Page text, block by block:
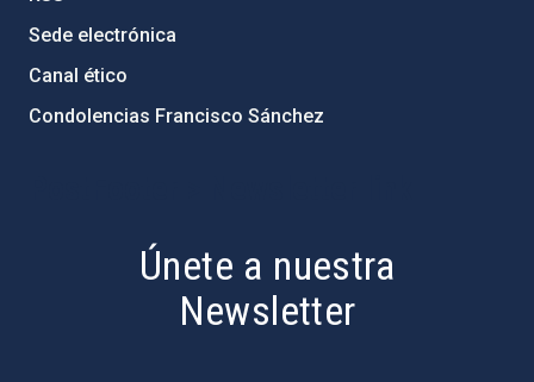
Sede electrónica
Canal ético
Condolencias Francisco Sánchez
Únete a nuestra
Newsletter